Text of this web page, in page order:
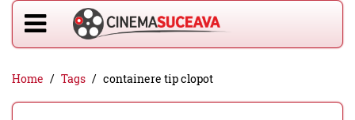
Home Tags containere tip clopot